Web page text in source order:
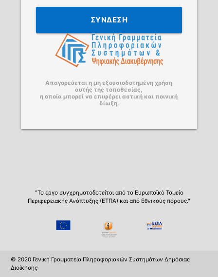
ΣΥΝΔΕΣΗ
Απαγορεύεται η μη εξουσιοδοτημένη χρήση
αυτής της τοποθεσίας,
η οποία μπορεί να επιφέρει αστική και ποινική
δίωξη.
"Το έργο συγχρηματοδοτείται από το Ευρωπαϊκό Ταμείο
Περιφερειακής Ανάπτυξης (ΕΤΠΑ) και από Εθνικούς πόρους."
© 2020 Γενική Γραμματεία Πληροφοριακών Συστημάτων Δημόσιας
Διοίκησης